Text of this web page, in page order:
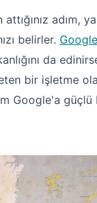
adım,
belirler.
da
bir işletme
Google'a güçlü